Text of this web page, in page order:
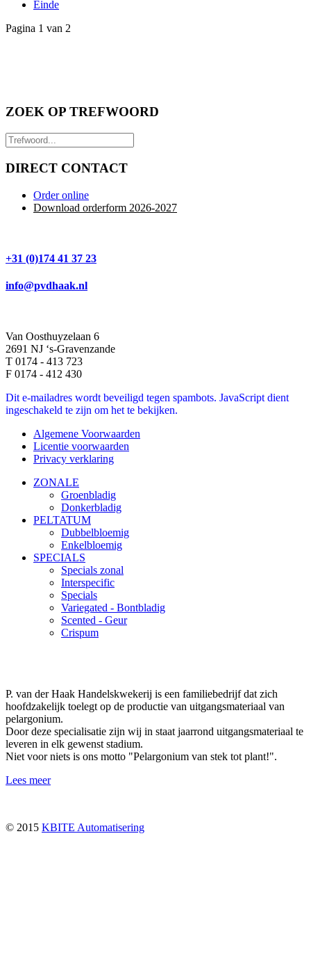
Einde
Pagina 1 van 2
ZOEK OP TREFWOORD
DIRECT CONTACT
Order online
Download orderform 2026-2027
+31 (0)174 41 37 23
info@pvdhaak.nl
Van Oosthuyzelaan 6
2691 NJ ‘s-Gravenzande
T 0174 - 413 723
F 0174 - 412 430
Dit e-mailadres wordt beveiligd tegen spambots. JavaScript dient
ingeschakeld te zijn om het te bekijken.
Algemene Voorwaarden
Licentie voorwaarden
Privacy verklaring
ZONALE
Groenbladig
Donkerbladig
PELTATUM
Dubbelbloemig
Enkelbloemig
SPECIALS
Specials zonal
Interspecific
Specials
Variegated - Bontbladig
Scented - Geur
Crispum
P. van der Haak Handelskwekerij is een familiebedrijf dat zich
hoofdzakelijk toelegt op de productie van uitgangsmateriaal van
pelargonium.
Door deze specialisatie zijn wij in staat jaarrond uitgangsmateriaal te
leveren in elk gewenst stadium.
Niet voor niets is ons motto "Pelargonium van stek tot plant!".
Lees meer
© 2015 KBITE Automatisering